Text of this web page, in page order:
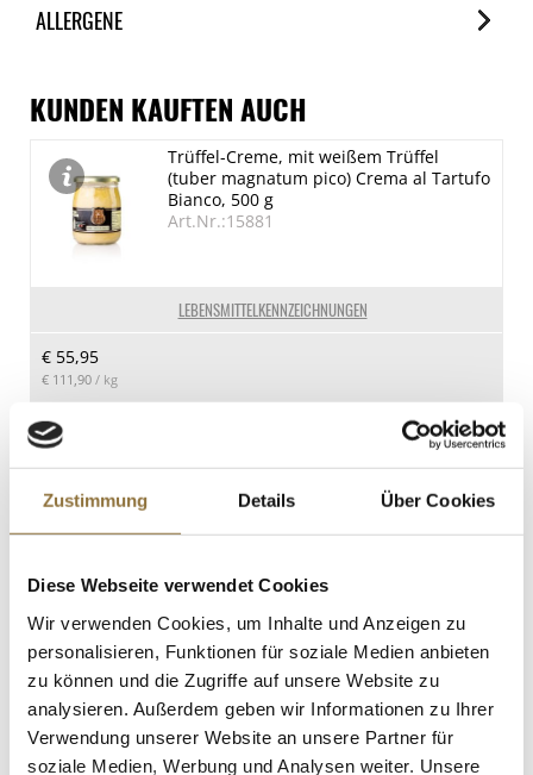
Zustimmung Details Über Cookies
Diese Webseite verwendet Cookies
Wir verwenden Cookies, um Inhalte und Anzeigen zu
personalisieren, Funktionen für soziale Medien anbieten
zu können und die Zugriffe auf unsere Website zu
analysieren. Außerdem geben wir Informationen zu Ihrer
Verwendung unserer Website an unsere Partner für
soziale Medien, Werbung und Analysen weiter. Unsere
je 100ml
Fett
0.6 g
davon gesättigte Fettsäuren
0 g
34 g
Eiweiß
1.8 g
2.57 g
ALLERGENE
Spuren / Enthalten
(Knollen-)Sellerie
Spuren
Senf
Enthalten
KUNDEN KAUFTEN AUCH
LEBENSMITTELKENNZEICHNUNGEN
Trüffel-Creme, mit weißem Trüffel
(tuber magnatum pico) Crema al Tartufo
Bianco, 500 g
Art.Nr.:15881
€ 55,95
€ 111,90 / kg
LEBENSMITTELKENNZEICHNUNGEN
Sojasauce - Shoyu, Pearl River Bridge,
ml
€ 9,22/ Liter